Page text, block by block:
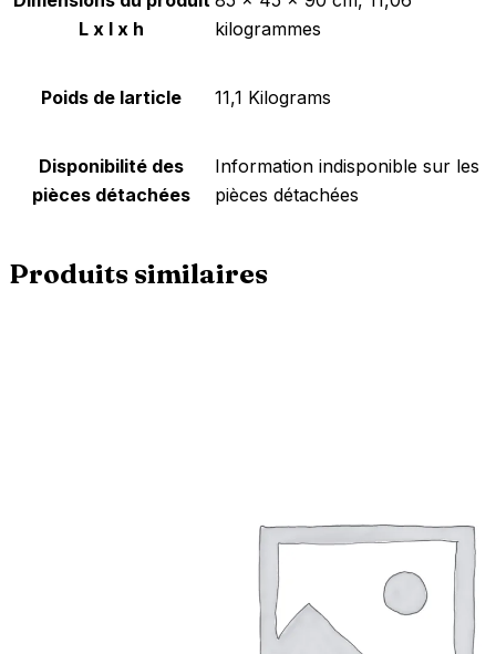
L x l x h
kilogrammes
Poids de larticle ‎11,1 Kilograms
Disponibilité des
pièces détachées
‎Information indisponible sur les
pièces détachées
Produits similaires